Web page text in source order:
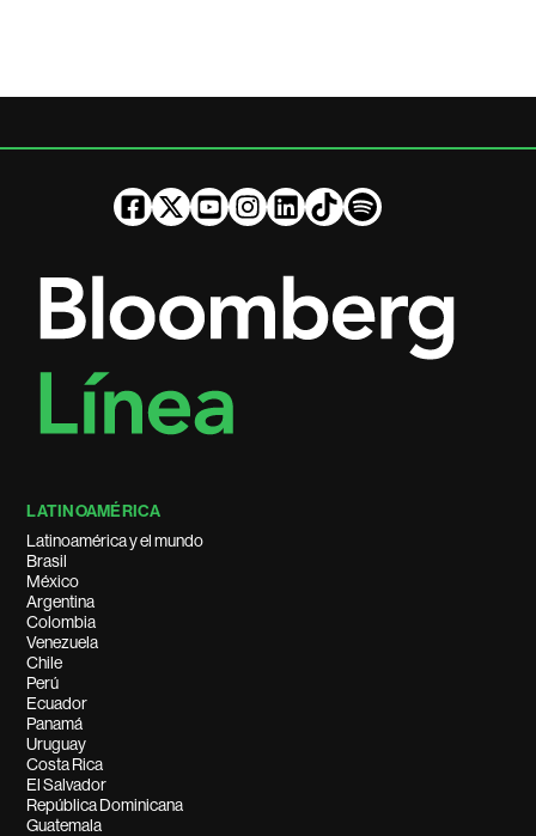
LATINOAMÉRICA
Latinoamérica y el mundo
Brasil
México
Argentina
Colombia
Venezuela
Chile
Perú
Ecuador
Panamá
Uruguay
Costa Rica
El Salvador
República Dominicana
Guatemala